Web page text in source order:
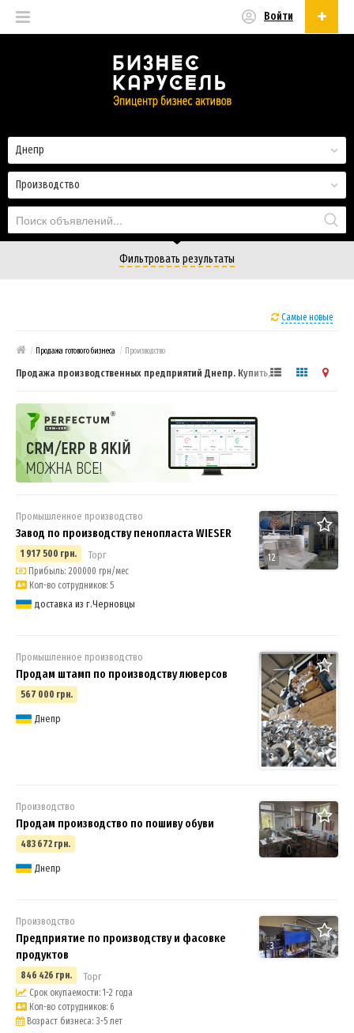
Войти
Производство
Днепр
Фильтровать результаты
Самые новые
/ Продажа готового бизнеса / Производство
Продажа производственных предприятий Днепр. Купить, продать
12
Промышленное производство
Завод по производству пенопласта WIESER
1 917 500 грн. Торг
Прибыль: 200000 грн/мес
Кол-во сотрудников: 5
доставка из г.Черновцы
3
Промышленное производство
Продам штамп по производству люверсов
567 000 грн.
Днепр
Производство
Продам производство по пошиву обуви
483 672 грн.
Днепр
3
Производство
Предприятие по производству и фасовке
продуктов
846 426 грн. Торг
Срок окупаемости: 1-2 года
Кол-во сотрудников: 6
Возраст бизнеса: 3-5 лет